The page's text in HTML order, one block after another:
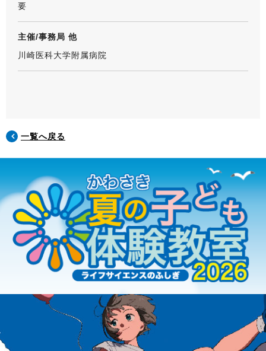
要
主催/事務局 他
川崎医科大学附属病院
一覧へ戻る